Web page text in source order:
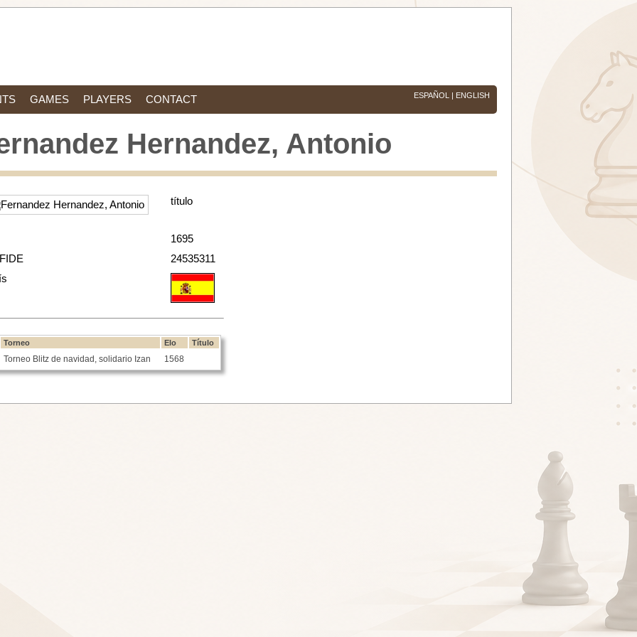
GAMES PLAYERS CONTACT ESPAÑOL | ENGLISH
Hernandez, Antonio
título
1695
24535311
Torneo Elo Título
Torneo Blitz de navidad, solidario Izan 1568